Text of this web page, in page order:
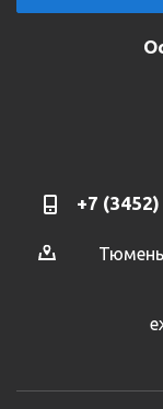
+7